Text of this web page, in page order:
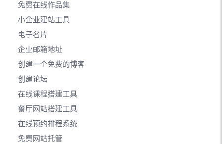
免费在线作品集
小企业建站工具
电子名片
企业邮箱地址
创建一个免费的博客
创建论坛
在线课程搭建工具
餐厅网站搭建工具
在线预约排程系统
免费网站托管